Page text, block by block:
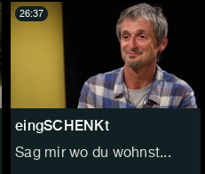
eingSCHENKt
Sag mir wo du wohnst...
26:37